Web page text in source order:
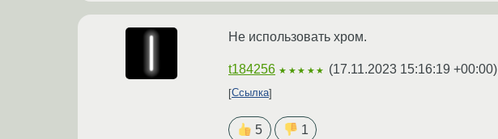
Не использовать хром.
t184256 ★★★★★ (17.11.2023 15:16:19 +00:00)
Ссылка
5 1